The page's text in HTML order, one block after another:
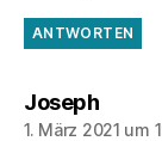
ANTWORTEN
Josephsagt:
1. März 2021 um